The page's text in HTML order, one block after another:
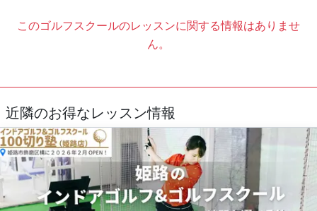
このゴルフスクールのレッスンに関する情報はありませ
ん。
近隣のお得なレッスン情報